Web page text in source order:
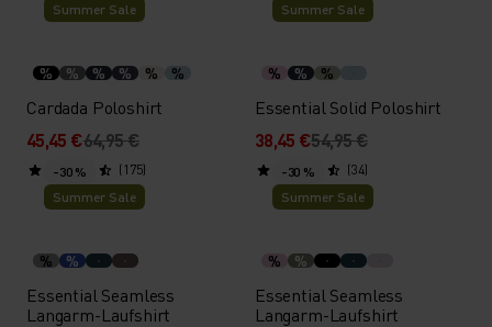
Summer Sale
% % % % % %
Cardada Poloshirt
45,45 €64,95 €
(175)
Summer Sale
% % %
Essential Solid Poloshirt
38,45 €54,95 €
(34)
-30 %
Summer Sale
% %
Essential Seamless
Langarm-Laufshirt
-30 %
Summer Sale
% %
Essential Seamless
Langarm-Laufshirt